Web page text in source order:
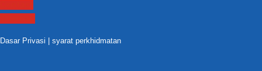
Dasar Privasi syarat perkhidmatan